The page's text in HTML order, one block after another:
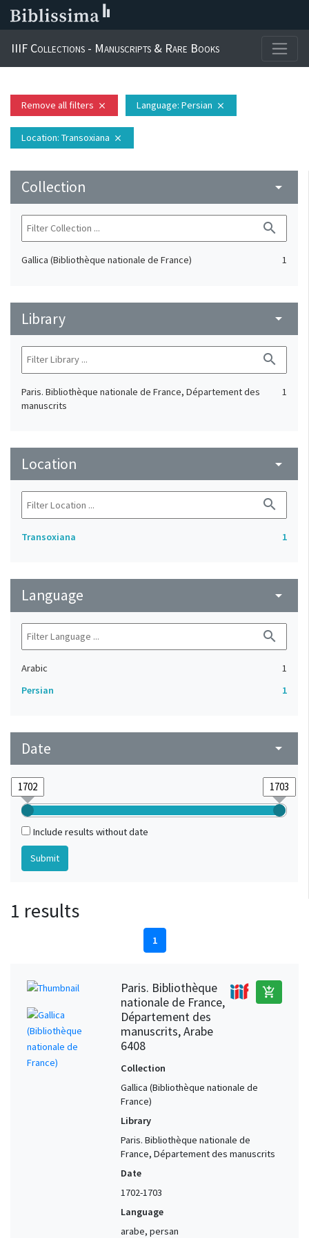
IIIF Collections - Manuscripts & Rare Books
Remove all filters close Language: Persian close
Location: Transoxiana close
Collection arrow_drop_down
search
Gallica (Bibliothèque nationale de France) 1
Library arrow_drop_down
search
Paris. Bibliothèque nationale de France, Département des
manuscrits
1
Location arrow_drop_down
search
Transoxiana 1
Language arrow_drop_down
search
Arabic
1
Persian
1
Date arrow_drop_down
Include results without date
1 results
1
Paris. Bibliothèque
nationale de France,
Département des
manuscrits, Arabe
6408
add_shopping_cart
Collection
Gallica (Bibliothèque nationale de
France)
Library
Paris. Bibliothèque nationale de
France, Département des manuscrits
Date
1702-1703
Language
arabe, persan